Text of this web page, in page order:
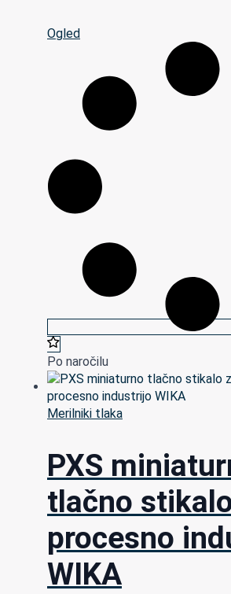
Ogled
Po naročilu
Merilniki tlaka
PXS
tlačno
procesno
WIKA